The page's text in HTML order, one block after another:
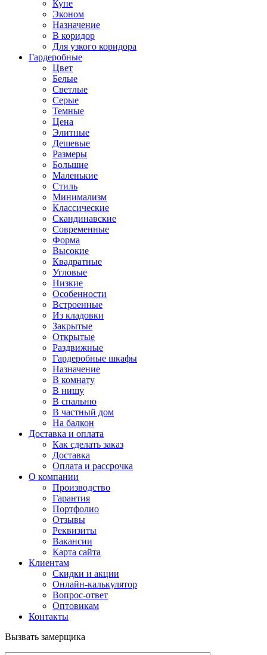
Купе
Эконом
Назначение
В коридор
Для узкого коридора
Гардеробные
Цвет
Белые
Светлые
Серые
Темные
Цена
Элитные
Дешевые
Размеры
Большие
Маленькие
Стиль
Минимализм
Классические
Скандинавские
Современные
Форма
Высокие
Квадратные
Угловые
Низкие
Особенности
Встроенные
Из кладовки
Закрытые
Открытые
Раздвижные
Гардеробные шкафы
Назначение
В комнату
В нишу
В спальню
В частный дом
На балкон
Доставка и оплата
Как сделать заказ
Доставка
Оплата и рассрочка
О компании
Производство
Гарантия
Портфолио
Отзывы
Реквизиты
Вакансии
Карта сайта
Клиентам
Скидки и акции
Онлайн-калькулятор
Вопрос-ответ
Оптовикам
Контакты
Вызвать замерщика